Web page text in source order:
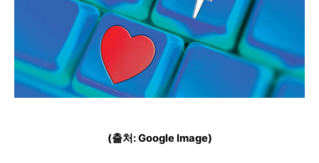
(출처: Google Image)